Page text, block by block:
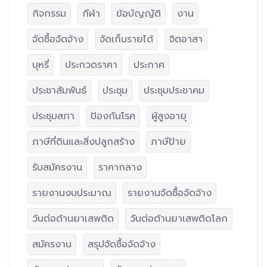
กิจกรรม กีฬา ข้อบัญญัติ
งาน
จัดซื้อจัดจ้าง
จัดเก็บรายได้
จิตอาสา
บุหรี่
ประกวดราคา
ประกาศ
ประชาสัมพันธ์
ประชุม
ประชุมประชาคม
ประชุมสภา
ป้องกันโรค
ผู้สูงอายุ
ภาษีที่ดินและสิ่งปลูกสร้าง
ภาษีป้าย
รับสมัครงาน
ราคากลาง
รายงานงบประมาณ
รายงานจัดซื้อจัดจ้าง
วันต่อต้านยาเสพติด
วันต่อต้านยาเสพติดโลก
สมัครงาน
สรุปจัดซื้อจัดจ้าง